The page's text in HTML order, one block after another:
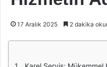
17 Aralık 2025 2 dakika